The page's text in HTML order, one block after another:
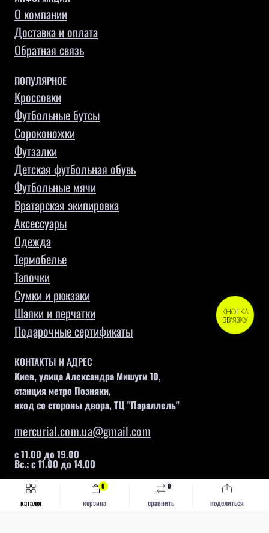
каталог сравнить
0
поделиться
корзина
0
Быстрый заказ
О компании
Доставка и оплата
Обратная связь
ПОПУЛЯРНОЕ
Кроссовки
Футбольные бутсы
Сороконожки
Футзалки
Детская футбольная обувь
Футбольные мячи
Вратарская экипировка
Аксессуары
Одежда
Термобелье
Тапочки
Сумки и рюкзаки
Шапки и перчатки
Подарочные сертификаты
КОНТАКТЫ И АДРЕС
Киев, улица Александра Мишуги 10,
станция метро Позняки,
вход со стороны двора, ТЦ "Параллель"
mercurial.com.ua@gmail.com
с 11.00 до 19.00
Вс.: с 11.00 до 14.00
КНОПКА
ЗВ'ЯЗКУ